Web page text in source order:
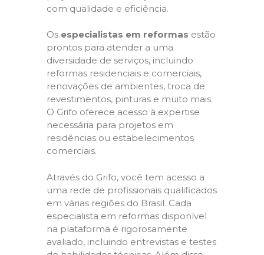
com qualidade e eficiência.
Os especialistas em reformas estão
prontos para atender a uma
diversidade de serviços, incluindo
reformas residenciais e comerciais,
renovações de ambientes, troca de
revestimentos, pinturas e muito mais.
O Grifo oferece acesso à expertise
necessária para projetos em
residências ou estabelecimentos
comerciais.
Através do Grifo, você tem acesso a
uma rede de profissionais qualificados
em várias regiões do Brasil. Cada
especialista em reformas disponível
na plataforma é rigorosamente
avaliado, incluindo entrevistas e testes